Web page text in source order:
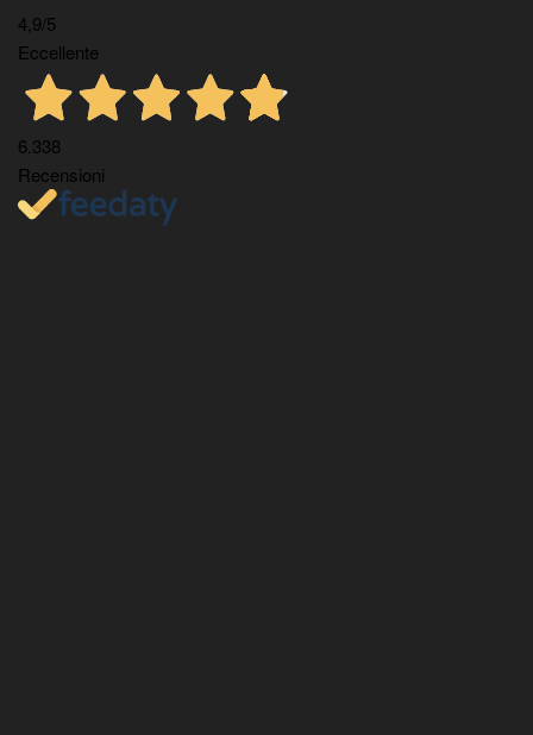
4,9/5
Eccellente
6.338
Recensioni